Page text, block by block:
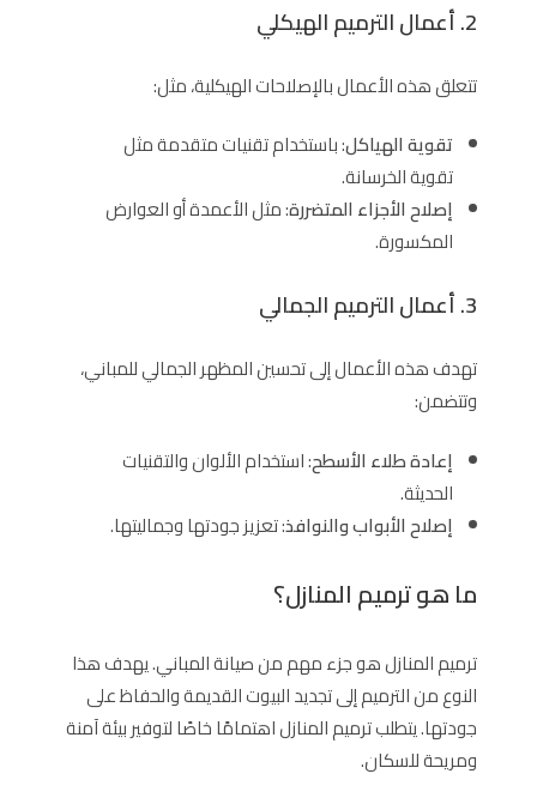
2. أعمال الترميم الهيكلي
تتعلق هذه الأعمال بالإصلاحات الهيكلية، مثل:
تقوية الهياكل: باستخدام تقنيات متقدمة مثل
تقوية الخرسانة.
إصلاح الأجزاء المتضررة: مثل الأعمدة أو العوارض
المكسورة.
3. أعمال الترميم الجمالي
تهدف هذه الأعمال إلى تحسين المظهر الجمالي للمباني،
وتتضمن:
إعادة طلاء الأسطح: استخدام الألوان والتقنيات
الحديثة.
إصلاح الأبواب والنوافذ: تعزيز جودتها وجماليتها.
ما هو ترميم المنازل؟
ترميم المنازل هو جزء مهم من صيانة المباني. يهدف هذا
النوع من الترميم إلى تجديد البيوت القديمة والحفاظ على
جودتها. يتطلب ترميم المنازل اهتمامًا خاصًا لتوفير بيئة آمنة
ومريحة للسكان.